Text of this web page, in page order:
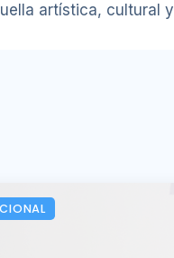
artística, cultural y